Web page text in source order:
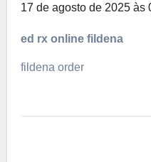
17 de agosto de 2025 às
ed rx online fildena
fildena order